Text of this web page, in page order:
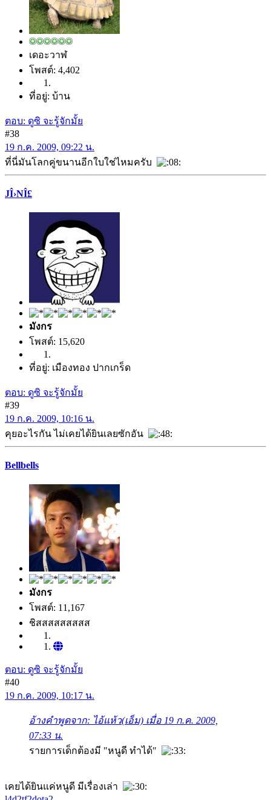
เดอะวาฬ
โพสต์: 4,402
ที่อยู่: บ้าน
ตอบ: ดูซิ จะรู้จักมั้ย
#38
19 ก.ค. 2009, 09:22 น.
ที่นี่มันโลกคู่ขนานอีกใบใช่ไหมครับ
JÎ›NÎ£
มังกร
โพสต์: 15,620
ที่อยู่: เมืองทอง ปากเกร็ด
ตอบ: ดูซิ จะรู้จักมั้ย
#39
19 ก.ค. 2009, 10:16 น.
คุยอะไรกัน ไม่เคยได้ยินเลยซักอัน
Bellbells
มังกร
โพสต์: 11,167
ชิสสสสสสสสส
ตอบ: ดูซิ จะรู้จักมั้ย
#40
19 ก.ค. 2009, 10:17 น.
อ้างคำพูดจาก: ไอ้แห้ว(เอ็ม) เมื่อ 19 ก.ค. 2009,
07:33 น.
รายการเด็กต้องมี "หนูดี ทำได้"
เคยได้ยินแค่หนูดี มีเรื่องเล่า